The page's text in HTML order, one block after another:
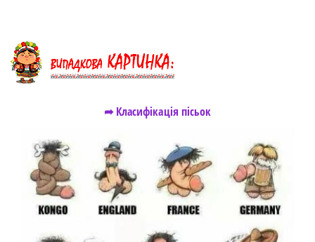
➦ Класифікація пісьок